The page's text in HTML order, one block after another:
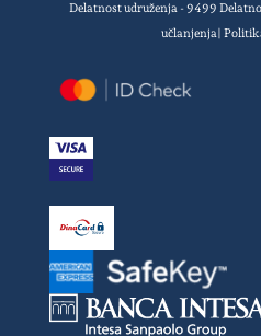
Delatnost udruženja - 9499
učlanjenja|